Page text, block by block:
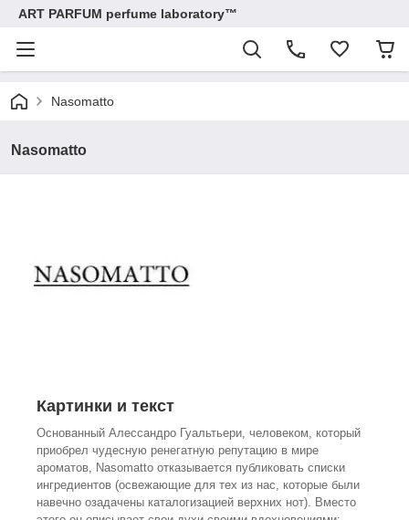
ART PARFUM perfume laboratory™
Nasomatto
Nasomatto
Картинки и текст
Основанный Алессандро Гуальтьери, человеком, который
приобрел чудесную ренегатную репутацию в мире
ароматов, Nasomatto отказывается публиковать списки
ингредиентов (освежающие для тех из нас, которые были
навечно озадачены каталогизацией верхних нот). Вместо